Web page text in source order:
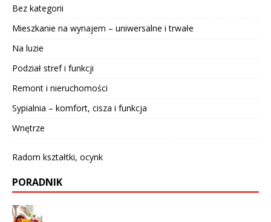
Bez kategorii
Mieszkanie na wynajem – uniwersalne i trwałe
Na luzie
Podział stref i funkcji
Remont i nieruchomości
Sypialnia – komfort, cisza i funkcja
Wnętrze
Radom kształtki, ocynk
PORADNIK